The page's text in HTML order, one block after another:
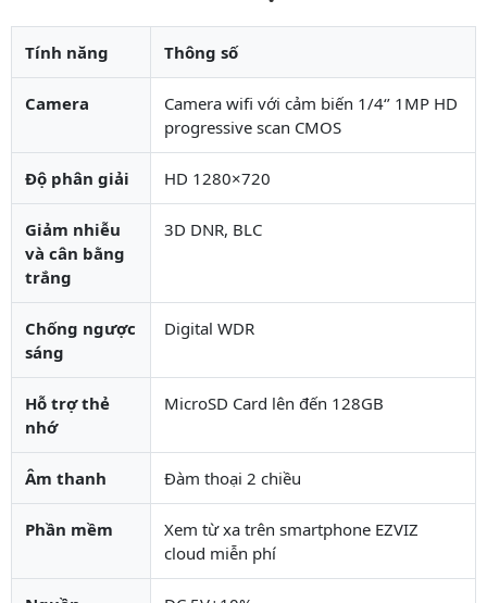
Tính năng Thông số
Camera
Camera wifi với cảm biến 1/4‘’ 1MP HD
progressive scan CMOS
Độ phân giải HD 1280×720
Giảm nhiễu
và cân bằng
trắng
3D DNR, BLC
Chống ngược
sáng
Digital WDR
Hỗ trợ thẻ
nhớ
MicroSD Card lên đến 128GB
Âm thanh Đàm thoại 2 chiều
Phần mềm
Xem từ xa trên smartphone EZVIZ
cloud miễn phí